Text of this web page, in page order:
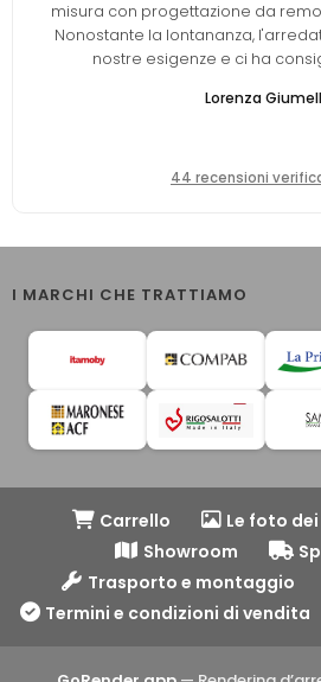
misura con progettazione da
Nonostante la lontananza,
nostre esigenze e ci ha
Lorenza
44 recensioni
I MARCHI CHE TRATTIAMO
Carrello
Le foto
Showroom
Trasporto e montaggio
Termini e condizioni di vendita